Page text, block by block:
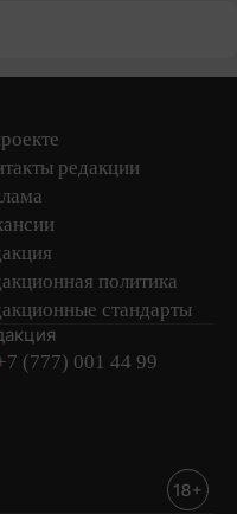
редакции
политика
стандарты
(777) 001 44 99